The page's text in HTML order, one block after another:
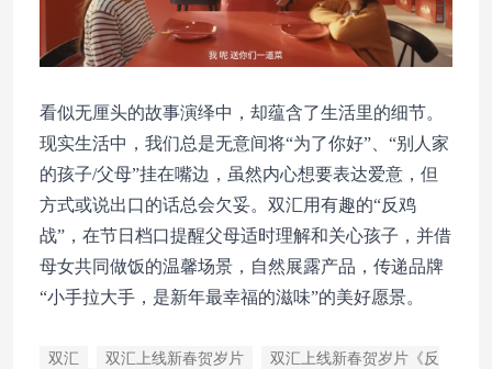
看似无厘头的故事演绎中，却蕴含了生活里的细节。
现实生活中，我们总是无意间将“为了你好”、“别人家
的孩子/父母”挂在嘴边，虽然内心想要表达爱意，但
方式或说出口的话总会欠妥。双汇用有趣的“反鸡
战”，在节日档口提醒父母适时理解和关心孩子，并借
母女共同做饭的温馨场景，自然展露产品，传递品牌
“小手拉大手，是新年最幸福的滋味”的美好愿景。
双汇 双汇上线新春贺岁片
双汇上线新春贺岁片《反